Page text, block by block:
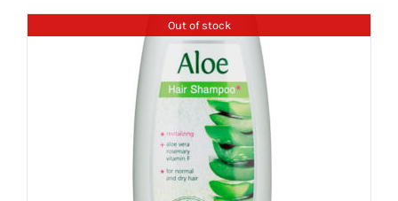
Out of stock